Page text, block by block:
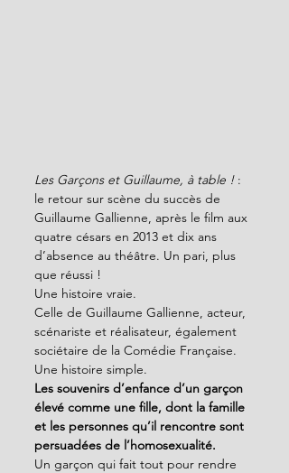
Les Garçons et Guillaume, à table ! :
le retour sur scène du succès de
Guillaume Gallienne, après le film aux
quatre césars en 2013 et dix ans
d’absence au théâtre. Un pari, plus
que réussi !
Une histoire vraie.
Celle de Guillaume Gallienne, acteur,
scénariste et réalisateur, également
sociétaire de la Comédie Française.
Une histoire simple.
Les souvenirs d’enfance d’un garçon
élevé comme une fille, dont la famille
et les personnes qu’il rencontre sont
persuadées de l’homosexualité.
Un garçon qui fait tout pour rendre